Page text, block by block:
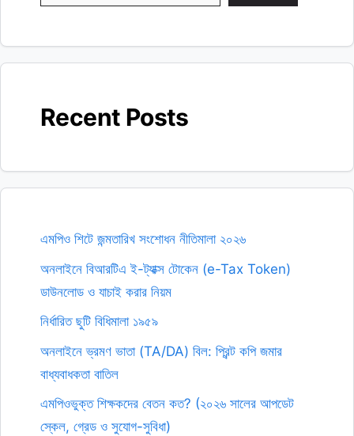
Recent Posts
এমপিও শিটে জন্মতারিখ সংশোধন নীতিমালা ২০২৬
অনলাইনে বিআরটিএ ই-ট্যাক্স টোকেন (e-Tax Token)
ডাউনলোড ও যাচাই করার নিয়ম
নির্ধারিত ছুটি বিধিমালা ১৯৫৯
অনলাইনে ভ্রমণ ভাতা (TA/DA) বিল: প্রিন্ট কপি জমার
বাধ্যবাধকতা বাতিল
এমপিওভুক্ত শিক্ষকদের বেতন কত? (২০২৬ সালের আপডেট
স্কেল, গ্রেড ও সুযোগ-সুবিধা)